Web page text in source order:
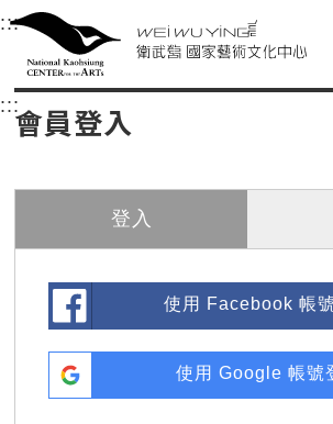
衛武營國家藝術文化中心
中央內容區塊，為本頁主要內容區。
:::選單連結區塊，此區塊列有本網站
衛武營國家藝術文化
::: 中央內容區塊，為本頁主要內容區
會員登入
登入
使用 Facebook 帳
使用 Google 帳號